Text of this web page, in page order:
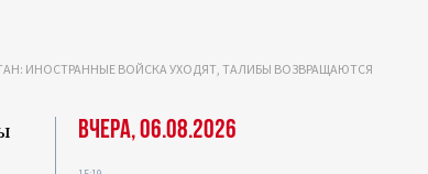
ИНОСТРАННЫЕ ВОЙСКА УХОДЯТ, ТАЛИБЫ ВОЗВРАЩАЮТСЯ
Вчера, 06.08.2026